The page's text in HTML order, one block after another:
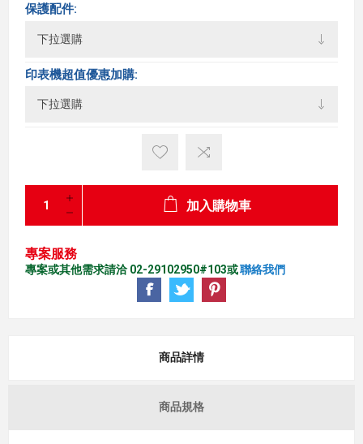
保護配件:
印表機超值優惠加購:
加入購物車
專案服務
專案或其他需求請洽 02-29102950#103或聯絡我們
商品詳情
商品規格